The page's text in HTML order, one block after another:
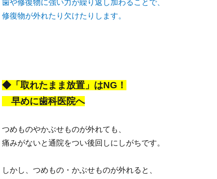
歯や修復物に強い力が繰り返し加わることで、
修復物が外れたり欠けたりします。
◆「取れたまま放置」はNG！
早めに歯科医院へ
つめものやかぶせものが外れても、
痛みがないと通院をつい後回しにしがちです。
しかし、つめもの・かぶせものが外れると、